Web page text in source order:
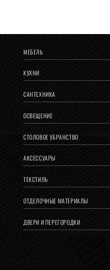
МЕБЕЛЬ
КУХНИ
САНТЕХНИКА
ОСВЕЩЕНИЕ
СТОЛОВОЕ УБРАНСТВО
АКСЕССУАРЫ
ТЕКСТИЛЬ
ОТДЕЛОЧНЫЕ МАТЕРИАЛЫ
ДВЕРИ И ПЕРЕГОРОДКИ